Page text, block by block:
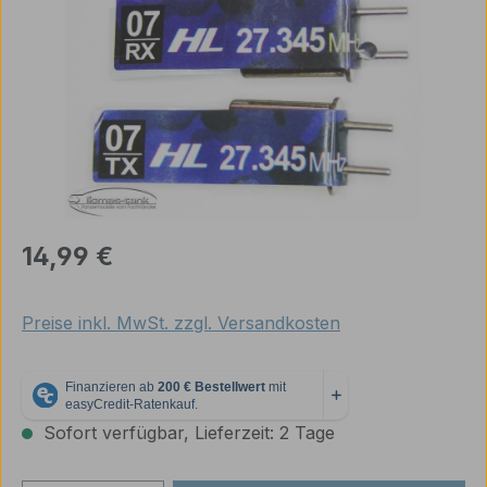
Regulärer Preis:
14,99 €
Preise inkl. MwSt. zzgl. Versandkosten
Sofort verfügbar, Lieferzeit: 2 Tage